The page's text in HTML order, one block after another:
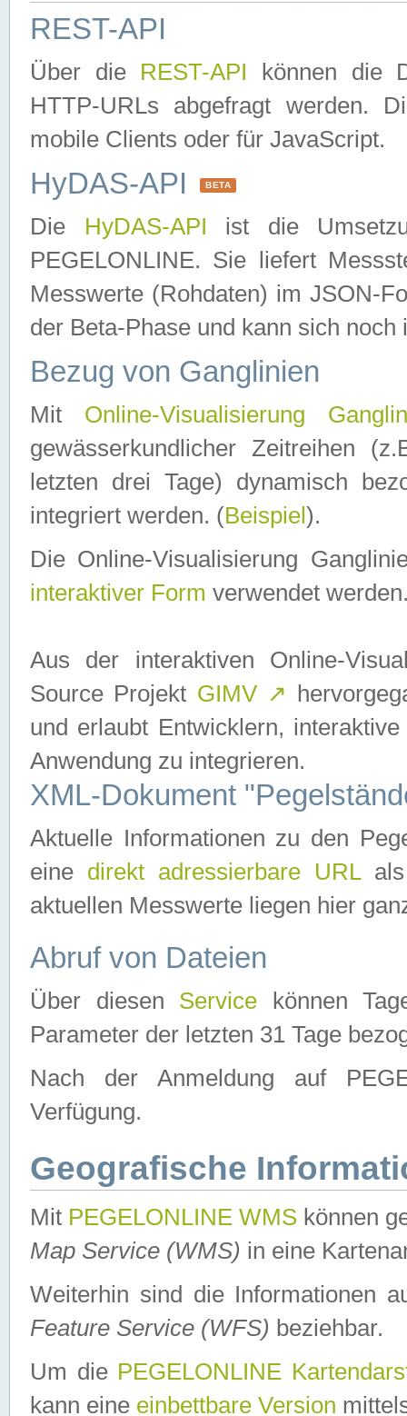
REST-API
Über die REST-API können die
HTTP-URLs abgefragt werden.
mobile Clients oder für JavaScript.
HyDAS-API BETA
Die HyDAS-API ist die
PEGELONLINE. Sie liefert
Messwerte (Rohdaten) im JSON-
der Beta-Phase und kann sich noch
Bezug von Ganglinien
Mit Online-Visualisierung
gewässerkundlicher Zeitreihen
letzten drei Tage) dynamisch
integriert werden. (Beispiel ).
Die Online-Visualisierung
interaktiver Form verwendet
Aus der interaktiven Online-
Source Projekt GIMV ↗
und erlaubt Entwicklern,
Anwendung zu integrieren.
XML-Dokument
Aktuelle Informationen zu den
eine direkt adressierbare URLals
aktuellen Messwerte liegen hier
Abruf von Dateien
Über diesen Service können
Parameter der letzten 31 Tage
Nach der Anmeldung auf
Verfügung.
Geografische
Mit PEGELONLINE WMS können
Map Service (WMS) in eine
Weiterhin sind die Informationen
Feature Service (WFS) beziehbar.
Um die PEGELONLINE
kann eine einbettbare Version